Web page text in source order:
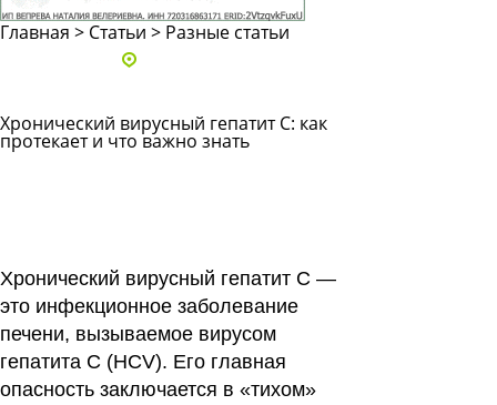
Главная > Статьи > Разные статьи
Хронический вирусный гепатит C: как
протекает и что важно знать
Хронический вирусный гепатит C —
это инфекционное заболевание
печени, вызываемое вирусом
гепатита C (HCV). Его главная
опасность заключается в «тихом»